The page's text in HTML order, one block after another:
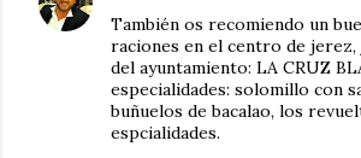
También os recomiendo un
raciones en el centro de
del ayuntamiento: LA CRUZ
especialidades: solomillo con
buñuelos de bacalao, los
espcialidades.